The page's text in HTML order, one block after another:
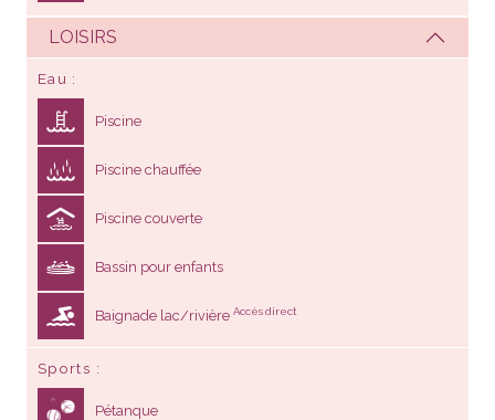
LOISIRS
Eau
Piscine
Piscine chauffée
Piscine couverte
Bassin pour enfants
Baignade lac/rivière Accès direct
Sports
Pétanque